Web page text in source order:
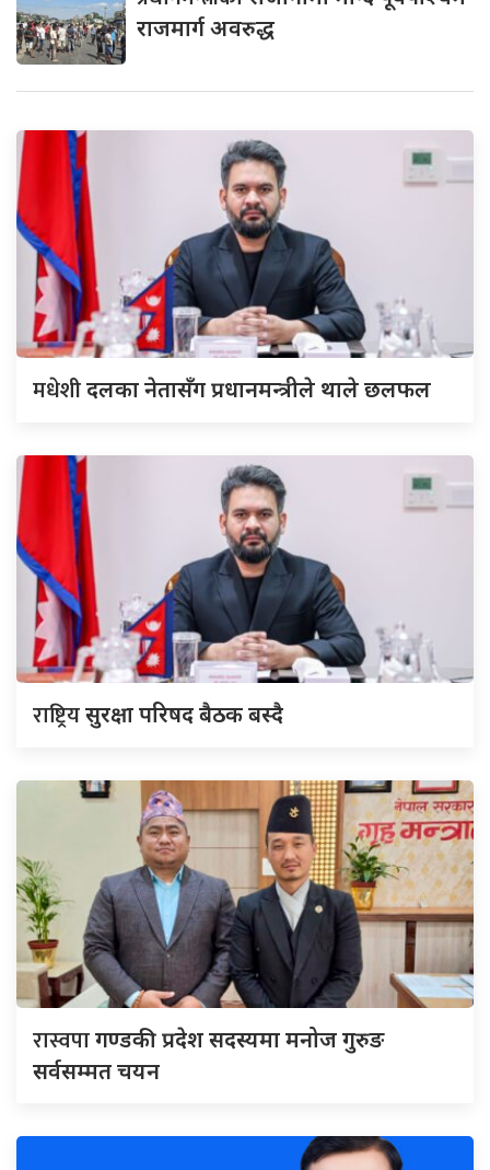
राजमार्ग अवरुद्ध
मधेशीदलका नेतासँग प्रधानमन्त्रीले थाले छलफल
राष्ट्रियसुरक्षा परिषद बैठक बस्दै
रास्वपागण्डकी प्रदेश सदस्यमा मनोज गुरुङ
सर्वसम्मत चयन